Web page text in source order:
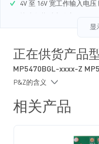
4V 至 16V 宽工作输入电压
低导通电阻 (R
)和高
可调开关频率 (f
)
一个 GPIO 引脚
电源正常 (PG) 指示
(PFM)/PWM 模式
多次可编程 (MTP) 内存寄
输出过流保护 (OCP)
输出过压保护 (OVP)
显
正在供货产品
MP5470BGL-xxxx-Z
P&Z的含义
相关产品